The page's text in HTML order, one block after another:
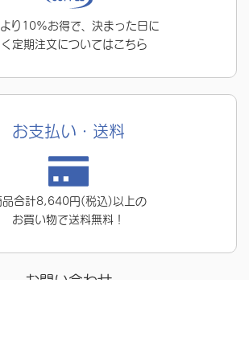
り10%お得で、決まった日に
定期注文についてはこちら
お支払い・送料
品合計8,640円(税込)以上の
お買い物で送料無料！
お問い合わせ